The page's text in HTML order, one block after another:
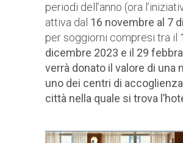
periodi dell’anno (ora
attiva dal 16 novembre al 7
per soggiorni compresi tra il
dicembre 2023 e il 29
verrà donato il valore di una
uno dei centri di
città nella quale si trova